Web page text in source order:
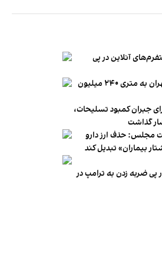
آنلاین در پی
میانگین قیمت مسکن در تهران به متری ۲۴۰ میلیون
جبران کمبود تسلیحات،
گذاشت
مجلس: حذف ارز دارو
پی ضربه زدن به ترامپ در